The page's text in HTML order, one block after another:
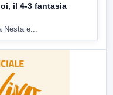
il 4-3 fantasia
e...